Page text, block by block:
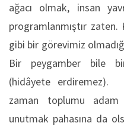
ağacı olmak, insan
programlanmıştır
gibi bir görevimiz
Bir peygamber bile
(hidâyete erdiremez).
zaman toplumu adam
unutmak pahasına da